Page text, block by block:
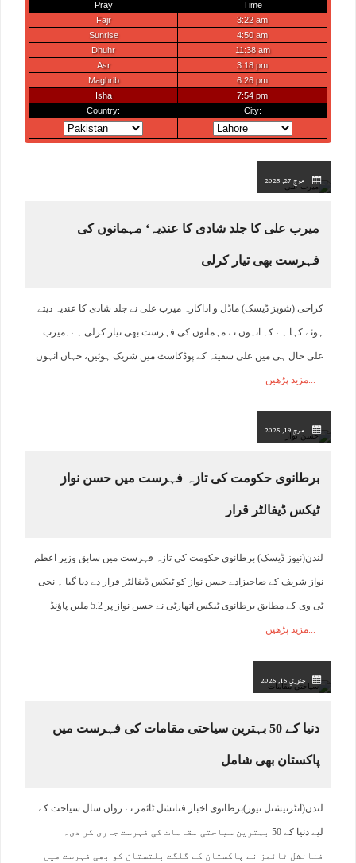
مارچ 27, 2025
میرب علی کا جلد شادی کا عندیہ‘ مہمانوں کی
فہرست بھی تیار کرلی
کراچی (شوبز ڈیسک) ماڈل و اداکارہ میرب علی نے جلد شادی کا عندیہ دیتے
ہوئے کہا ہے کہ انہوں نے مہمانوں کی فہرست بھی تیار کرلی ہے۔میرب
علی حال ہی میں علی سفینہ کے پوڈکاسٹ میں شریک ہوئیں، جہاں انہوں
مزید پڑھیں
مارچ 19, 2025
برطانوی حکومت کی تازہ فہرست میں حسن نواز
ٹیکس ڈیفالٹر قرار
لندن(نیوز ڈیسک) برطانوی حکومت کی تازہ فہرست میں سابق وزیر اعظم
نواز شریف کے صاحبزادے حسن نواز کو ٹیکس ڈیفالٹر قرار دے دیا گیا ۔ نجی
ٹی وی کے مطابق برطانوی ٹیکس اتھارٹی نے حسن نواز پر 5.2 ملین پاﺅنڈ
مزید پڑھیں
جنوري 15, 2025
دنیا کے 50 بہترین سیاحتی مقامات کی فہرست میں
پاکستان بھی شامل
لندن(انٹرنیشنل نیوز)برطانوی اخبار فنانشل ٹائمز نے رواں سال سیاحت کے
لیے دنیا کے 50 بہترین سیاحتی مقامات کی فہرست جاری کر دی۔
فنانشل ٹائمز نے پاکستان کے گلگت بلتستان کو بھی فہرست میں